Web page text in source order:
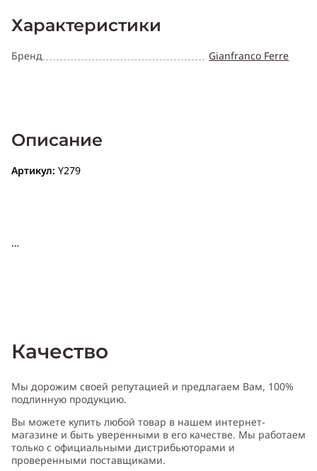
Характеристики
Бренд Gianfranco Ferre
Описание
Артикул: Y279
Качество
Мы дорожим своей репутацией и предлагаем Вам, 100%
подлинную продукцию.
Вы можете купить любой товар в нашем интернет-
магазине и быть уверенными в его качестве. Мы работаем
только с официальными дистрибьюторами и
проверенными поставщиками.